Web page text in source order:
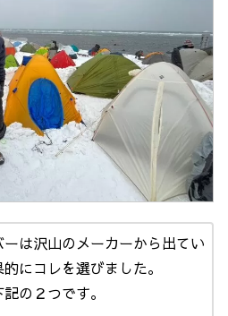
ーは沢山のメーカーから出てい
にコレを選びました。
の２つです。